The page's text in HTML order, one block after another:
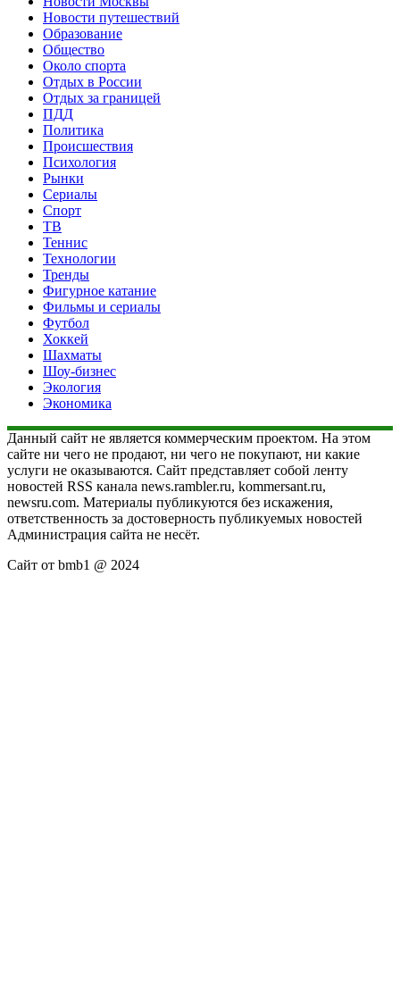
Новости путешествий
Образование
Общество
Около спорта
Отдых в России
Отдых за границей
ПДД
Политика
Происшествия
Психология
Рынки
Сериалы
Спорт
ТВ
Теннис
Технологии
Тренды
Фигурное катание
Фильмы и сериалы
Футбол
Хоккей
Шахматы
Шоу-бизнес
Экология
Экономика
Данный сайт не является коммерческим проектом. На этом
сайте ни чего не продают, ни чего не покупают, ни какие
услуги не оказываются. Сайт представляет собой ленту
новостей RSS канала news.rambler.ru, kommersant.ru,
newsru.com. Материалы публикуются без искажения,
ответственность за достоверность публикуемых новостей
Администрация сайта не несёт.
Сайт от bmb1 @ 2024